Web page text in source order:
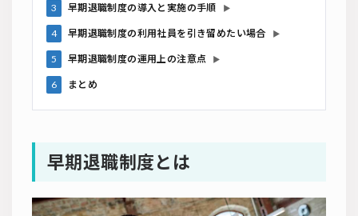
3 早期退職制度の導入と実施の手順 ▶
4 早期退職制度の利用社員を引き留めたい場合 ▶
5 早期退職制度の運用上の注意点 ▶
6 まとめ
早期退職制度とは